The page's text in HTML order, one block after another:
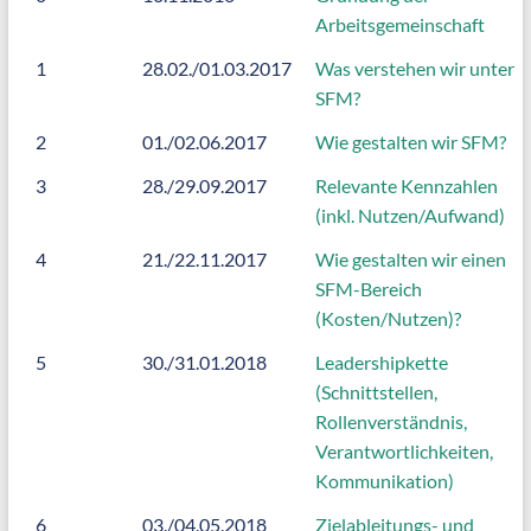
Arbeitsgemeinschaft
1
28.02./01.03.2017
Was verstehen wir unter
SFM?
2
01./02.06.2017
Wie gestalten wir SFM?
3
28./29.09.2017
Relevante Kennzahlen
(inkl. Nutzen/Aufwand)
4
21./22.11.2017
Wie gestalten wir einen
SFM-Bereich
(Kosten/Nutzen)?
5
30./31.01.2018
Leadershipkette
(Schnittstellen,
Rollenverständnis,
Verantwortlichkeiten,
Kommunikation)
6
03./04.05.2018 Zielableitungs- und